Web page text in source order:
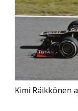
Kimi Räikkönen